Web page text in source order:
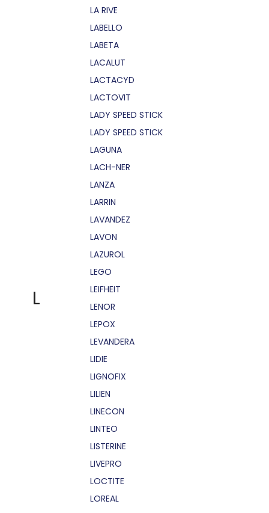
L
LA RIVE
LABELLO
LABETA
LACALUT
LACTACYD
LACTOVIT
LADY SPEED STICK
LADY SPEED STICK
LAGUNA
LACH-NER
LANZA
LARRIN
LAVANDEZ
LAVON
LAZUROL
LEGO
LEIFHEIT
LENOR
LEPOX
LEVANDERA
LIDIE
LIGNOFIX
LILIEN
LINECON
LINTEO
LISTERINE
LIVEPRO
LOCTITE
LOREAL